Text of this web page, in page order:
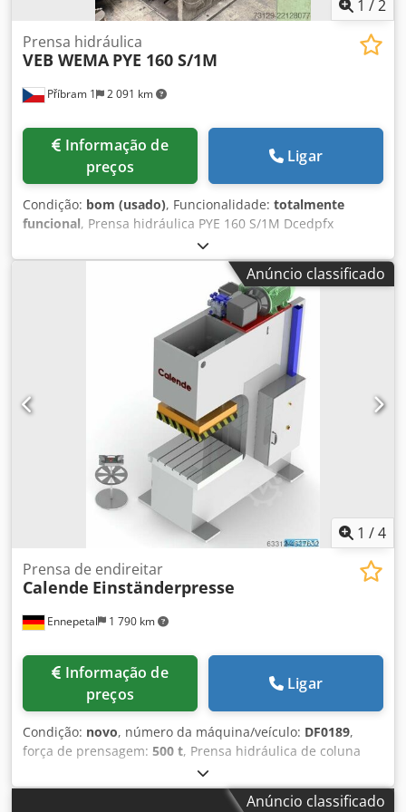
1 /2
Příbram 1 2 091 km
Prensa hidráulica
VEB WEMA PYE 160 S/1M
preços
Ligar
Condição: bom (usado), Funcionalidade: totalmente
funcional, Prensa hidráulica PYE 160 S/1M Dcedpfx
Anúncio classificado
1 /4
Ennepetal 1 790 km
Prensa de endireitar
Calende Einständerpresse
preços
Ligar
Condição: novo, número da máquina/veículo: DF0189,
força de prensagem: 500 t, Prensa hidráulica de coluna
única – Fabricante Calende – prensa de endireitamento de
500 t – mesa 1.200 × 1.200 mm À venda está uma prensa
hidráulica de coluna única de alto desempenho do
Anúncio classificado